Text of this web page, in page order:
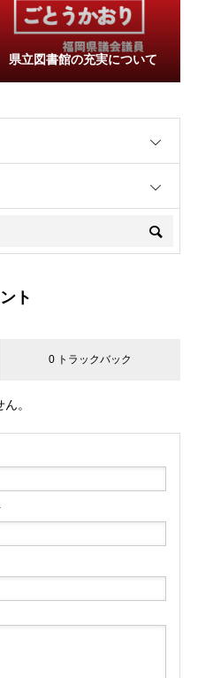
立図書館の充実について
ト
0 トラックバック
。